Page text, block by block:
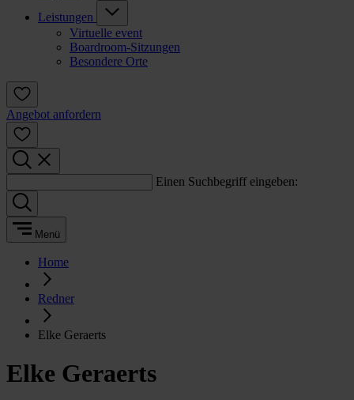
Leistungen
Virtuelle event
Boardroom-Sitzungen
Besondere Orte
Angebot anfordern
Einen Suchbegriff eingeben:
Menü
Home
Redner
Elke Geraerts
Elke Geraerts